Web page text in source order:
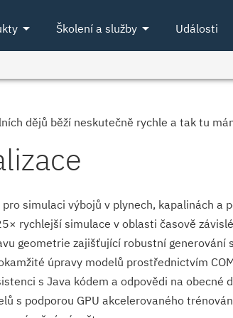
arrow_drop_down Školení a službyarrow_drop_down Události
dějů běží neskutečně rychle a tak tu
simulaci výbojů v plynech, kapalinách a
rychlejší simulace v oblasti časově
geometrie zajišťující robustní generování
úpravy modelů prostřednictvím
s Java kódem a odpovědi na obecné
s podporou GPU akcelerovaného